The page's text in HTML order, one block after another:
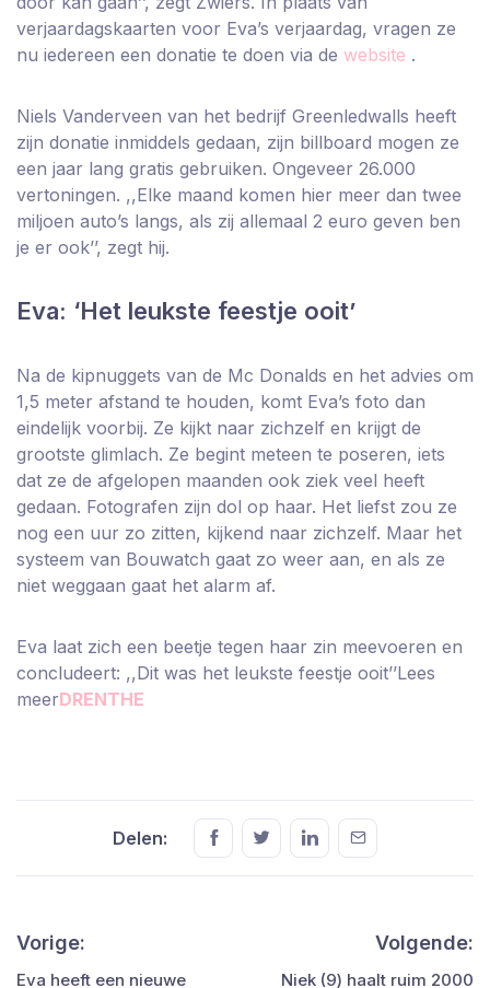
verjaardagskaarten voor Eva’s verjaardag, vragen ze
nu iedereen een donatie te doen via de website .
Niels Vanderveen van het bedrijf Greenledwalls heeft
zijn donatie inmiddels gedaan, zijn billboard mogen ze
een jaar lang gratis gebruiken. Ongeveer 26.000
vertoningen. ,,Elke maand komen hier meer dan twee
miljoen auto’s langs, als zij allemaal 2 euro geven ben
je er ook’’, zegt hij.
Eva: ‘Het leukste feestje ooit’
Na de kipnuggets van de Mc Donalds en het advies om
1,5 meter afstand te houden, komt Eva’s foto dan
eindelijk voorbij. Ze kijkt naar zichzelf en krijgt de
grootste glimlach. Ze begint meteen te poseren, iets
dat ze de afgelopen maanden ook ziek veel heeft
gedaan. Fotografen zijn dol op haar. Het liefst zou ze
nog een uur zo zitten, kijkend naar zichzelf. Maar het
systeem van Bouwatch gaat zo weer aan, en als ze
niet weggaan gaat het alarm af.
Eva laat zich een beetje tegen haar zin meevoeren en
concludeert: ,,Dit was het leukste feestje ooit’’Lees
meerDRENTHE
Delen:
Vorige:
Eva heeft een nieuwe
Volgende:
Niek (9) haalt ruim 2000